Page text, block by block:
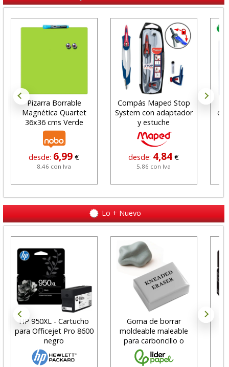
Pizarra Borrable
Magnética Quartet
36x36 cms Verde
desde: 6,99 €
8,46 con Iva
Compás Maped Stop
System con adaptador
y estuche
desde: 4,84 €
5,86 con Iva
Lo + Nuevo
HP 950XL - Cartucho
para Officejet Pro 8600
negro
Goma de borrar
moldeable maleable
para carboncillo o
grafito